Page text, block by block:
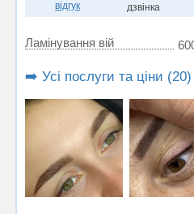
відгук
дзвінка
Ламінування вій
➡️ Усі послуги та ціни (20)